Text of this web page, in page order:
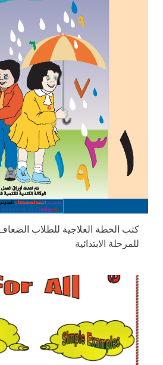
كتب الخطة العلاجية للطلاب
للمرحلة الابتدائية